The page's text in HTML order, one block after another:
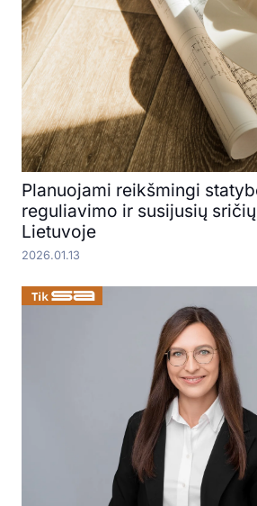
Planuojami reikšmingi
reguliavimo ir susijusių
Lietuvoje
2026.01.13